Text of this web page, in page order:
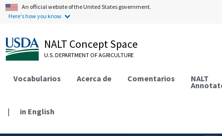
An official website of the United States government.
Here's how you know.
NALT Concept Space
U.S. DEPARTMENT OF AGRICULTURE
Vocabularios Acerca de Comentarios NALT
| in English